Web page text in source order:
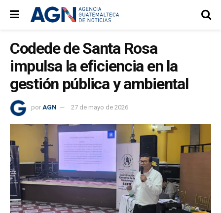
Codede de Santa Rosa
impulsa la eficiencia en la
gestión pública y ambiental
por AGN 27 de mayo de 2026